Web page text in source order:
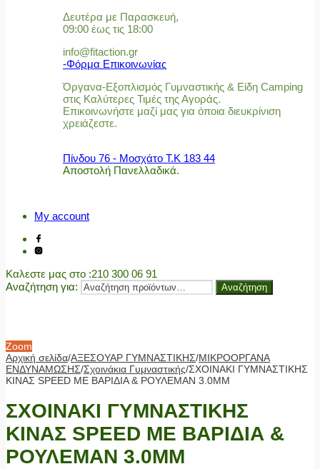
Δευτέρα με Παρασκευή,
09:00 έως τις 18:00
info@fitaction.gr
-Φόρμα Επικοινωνίας
Όργανα-Εξοπλισμός Γυμναστικής & Είδη Camping
στις Καλύτερες Τιμές της Αγοράς.
Επικοινωνήστε μαζί μας για όποια διευκρίνιση
χρειάζεστε.
Πίνδου 76 - Μοσχάτο Τ.Κ 183 44
Αποστολή Πανελλαδικά.
My account
Καλεστε μας στο :210 300 06 91
Αναζήτηση για:
Αναζήτηση
Zoom
Αρχική σελίδα/ΑΞΕΣΟΥΑΡ ΓΥΜΝΑΣΤΙΚΗΣ/ΜΙΚΡΟΟΡΓΑΝΑ
ΕΝΔΥΝΑΜΩΣΗΣ/Σχοινάκια Γυμναστικής/ΣΧΟΙΝΑΚΙ ΓΥΜΝΑΣΤΙΚΗΣ
ΚΙΝΑΣ SPEED ΜΕ ΒΑΡΙΔΙΑ & ΡΟΥΛΕΜΑΝ 3.0MM
ΣΧΟΙΝΑΚΙ ΓΥΜΝΑΣΤΙΚΗΣ
ΚΙΝΑΣ SPEED ΜΕ ΒΑΡΙΔΙΑ &
ΡΟΥΛΕΜΑΝ 3.0MM